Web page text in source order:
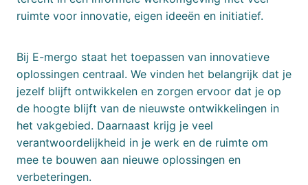
ruimte voor innovatie, eigen ideeën en initiatief.
Bij E-mergo staat het toepassen van innovatieve
oplossingen centraal. We vinden het belangrijk dat je
jezelf blijft ontwikkelen en zorgen ervoor dat je op
de hoogte blijft van de nieuwste ontwikkelingen in
het vakgebied. Daarnaast krijg je veel
verantwoordelijkheid in je werk en de ruimte om
mee te bouwen aan nieuwe oplossingen en
verbeteringen.